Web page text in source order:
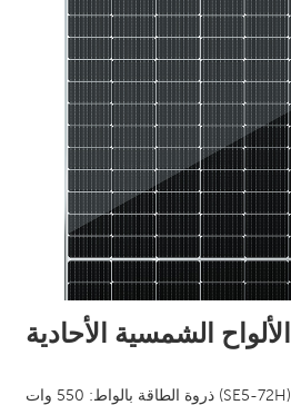
الألواح الشمسية الأحادية
ذروة الطاقة بالواط: 550 وات (SE5-72H)